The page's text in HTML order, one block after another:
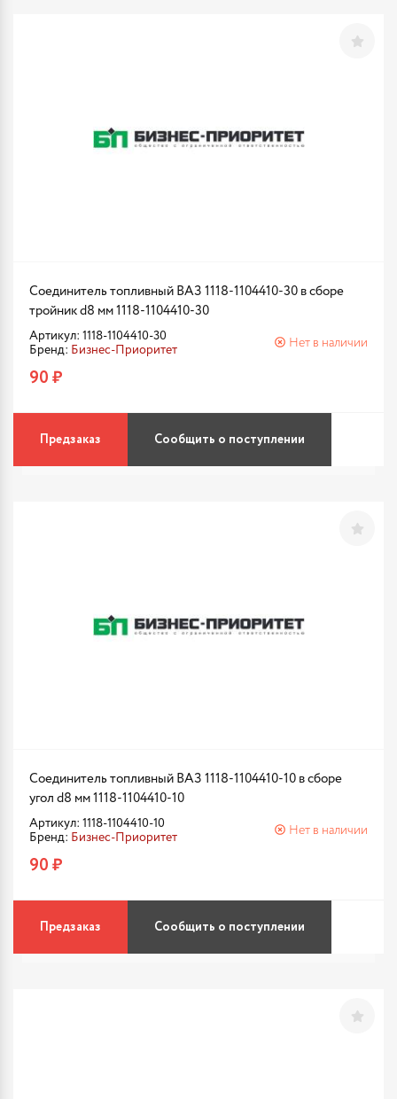
Соединитель топливный ВАЗ 1118-1104410-30 в сборе
тройник d8 мм 1118-1104410-30
Артикул: 1118-1104410-30
Бренд: Бизнес-Приоритет
Нет в наличии
90 ₽
Предзаказ Сообщить о поступлении
Соединитель топливный ВАЗ 1118-1104410-10 в сборе
угол d8 мм 1118-1104410-10
Артикул: 1118-1104410-10
Бренд: Бизнес-Приоритет
Нет в наличии
90 ₽
Предзаказ Сообщить о поступлении